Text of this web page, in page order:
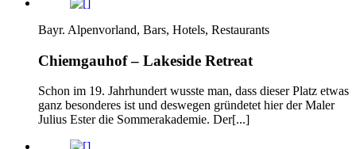
Bayr. Alpenvorland, Bars, Hotels, Restaurants
Chiemgauhof – Lakeside Retreat
Schon im 19. Jahrhundert wusste man, dass dieser Platz etwas
ganz besonderes ist und deswegen gründetet hier der Maler
Julius Ester die Sommerakademie. Der[...]